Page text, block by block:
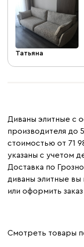
приезжает
только ножки) он не
грузовой лифт (по
не влез) . Пришлось
ступенькам,
перилами(хорошо
Здесь спасибо
производитель
запрещена. То есть
страх и риск..
приятная,
Татьяна
Диваны элитные с
производителя до
стоимостью от 71
указаны с учетом
Доставка по
диваны элитные
или оформить
Смотреть товары